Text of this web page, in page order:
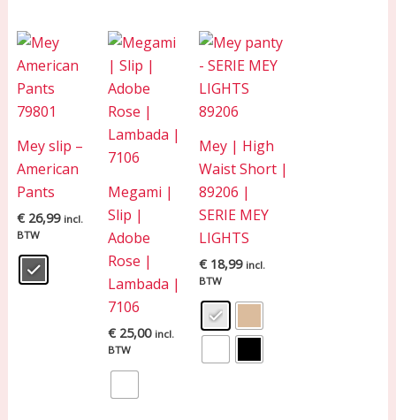
Mey slip –
American
Pants
€26,99 incl.
BTW
Megami |
Slip |
Adobe
Rose |
Lambada |
7106
€25,00 incl.
BTW
Mey | High
Waist Short |
89206 |
SERIE MEY
LIGHTS
€ 18,99 incl.
BTW